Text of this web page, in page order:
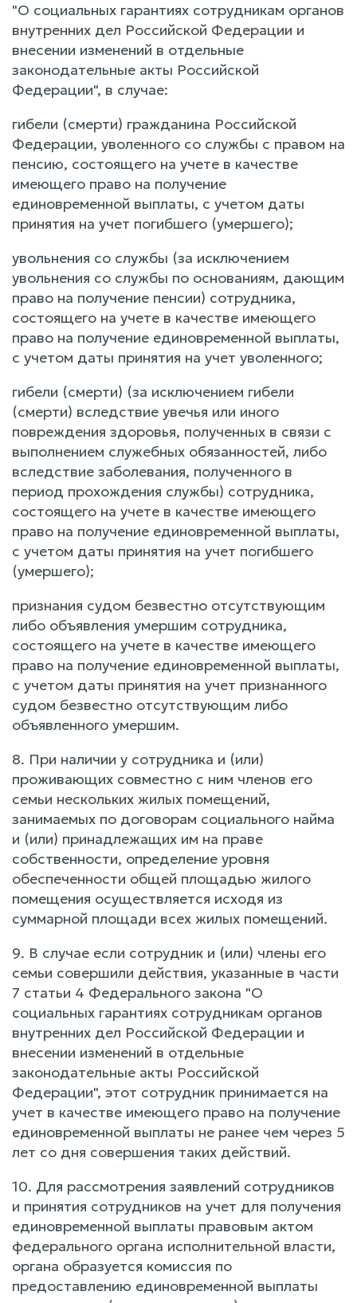
"О социальных гарантиях сотрудникам органов
внутренних дел Российской Федерации и
внесении изменений в отдельные
законодательные акты Российской
Федерации", в случае:
гибели (смерти) гражданина Российской
Федерации, уволенного со службы с правом на
пенсию, состоящего на учете в качестве
имеющего право на получение
единовременной выплаты, с учетом даты
принятия на учет погибшего (умершего);
увольнения со службы (за исключением
увольнения со службы по основаниям, дающим
право на получение пенсии) сотрудника,
состоящего на учете в качестве имеющего
право на получение единовременной выплаты,
с учетом даты принятия на учет уволенного;
гибели (смерти) (за исключением гибели
(смерти) вследствие увечья или иного
повреждения здоровья, полученных в связи с
выполнением служебных обязанностей, либо
вследствие заболевания, полученного в
период прохождения службы) сотрудника,
состоящего на учете в качестве имеющего
право на получение единовременной выплаты,
с учетом даты принятия на учет погибшего
(умершего);
признания судом безвестно отсутствующим
либо объявления умершим сотрудника,
состоящего на учете в качестве имеющего
право на получение единовременной выплаты,
с учетом даты принятия на учет признанного
судом безвестно отсутствующим либо
объявленного умершим.
8. При наличии у сотрудника и (или)
проживающих совместно с ним членов его
семьи нескольких жилых помещений,
занимаемых по договорам социального найма
и (или) принадлежащих им на праве
собственности, определение уровня
обеспеченности общей площадью жилого
помещения осуществляется исходя из
суммарной площади всех жилых помещений.
9. В случае если сотрудник и (или) члены его
семьи совершили действия, указанные в части
7 статьи 4 Федерального закона "О
социальных гарантиях сотрудникам органов
внутренних дел Российской Федерации и
внесении изменений в отдельные
законодательные акты Российской
Федерации", этот сотрудник принимается на
учет в качестве имеющего право на получение
единовременной выплаты не ранее чем через 5
лет со дня совершения таких действий.
10. Для рассмотрения заявлений сотрудников
и принятия сотрудников на учет для получения
единовременной выплаты правовым актом
федерального органа исполнительной власти,
органа образуется комиссия по
предоставлению единовременной выплаты